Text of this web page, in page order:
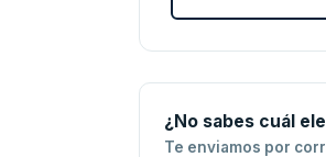
¿No sabes cuál
Te enviamos por